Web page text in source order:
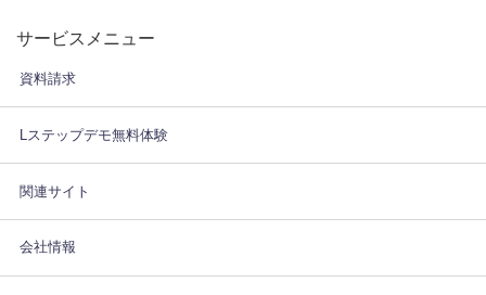
サービスメニュー
資料請求
Lステップデモ無料体験
関連サイト
会社情報